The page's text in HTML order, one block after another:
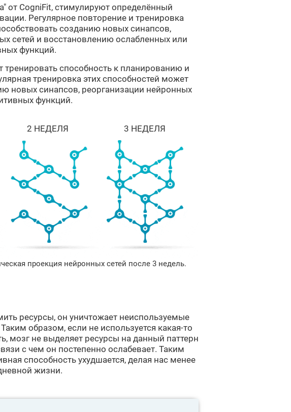
от CogniFit, стимулируют определённый
Регулярное повторение и тренировка
созданию новых синапсов,
сетей и восстановлению ослабленных или
функций.
тренировать способность к планированию и
тренировка этих способностей может
новых синапсов, реорганизации нейронных
функций.
2 НЕДЕЛЯ 3 НЕДЕЛЯ
проекция нейронных сетей после 3 недель.
ресурсы, он уничтожает неиспользуемые
образом, если не используется какая-то
мозг не выделяет ресурсы на данный паттерн
с чем он постепенно ослабевает. Таким
способность ухудшается, делая нас менее
жизни.